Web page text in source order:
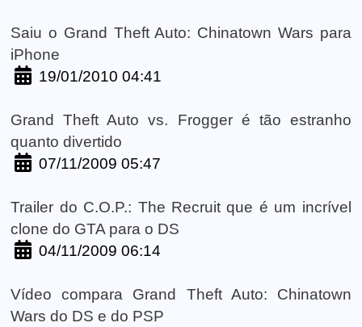
Saiu o Grand Theft Auto: Chinatown Wars para
iPhone
19/01/2010 04:41
Grand Theft Auto vs. Frogger é tão estranho
quanto divertido
07/11/2009 05:47
Trailer do C.O.P.: The Recruit que é um incrível
clone do GTA para o DS
04/11/2009 06:14
Vídeo compara Grand Theft Auto: Chinatown
Wars do DS e do PSP